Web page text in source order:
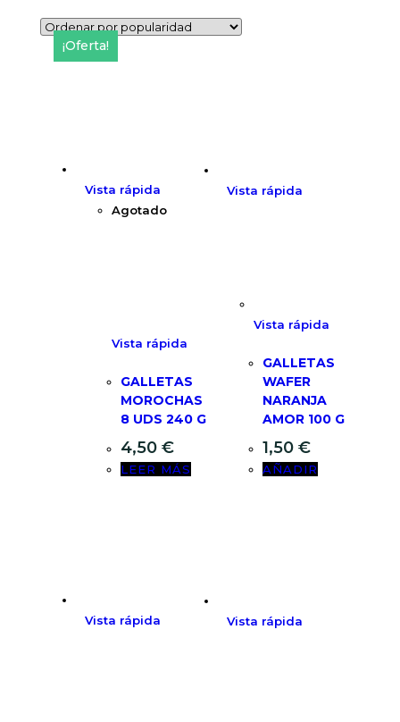
Vista rápida
Agotado
Vista rápida
GALLETAS
MOROCHAS
8 UDS 240 G
4,50 €
LEER MÁS
Vista rápida
Vista rápida
GALLETAS
WAFER
NARANJA
AMOR 100 G
1,50 €
AÑADIR
Vista rápida Vista rápida
¡Oferta!